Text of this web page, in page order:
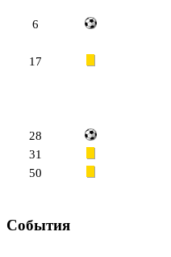
6
17
28
31
50
События